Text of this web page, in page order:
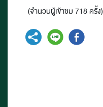
(จำนวนผู้เข้าชม 718 ครั้ง)